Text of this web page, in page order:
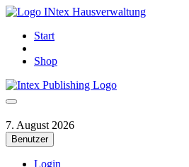
INtex Hausverwaltung
Start
Shop
7. August 2026
Benutzer
Login